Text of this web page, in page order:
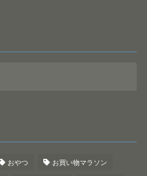
おやつ お買い物マラソン